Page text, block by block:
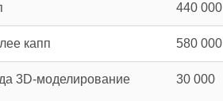
440 000
капп 580 000
3D-моделирование
30 000